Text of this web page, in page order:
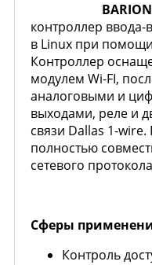
контроллер
в Linux при помощи
Контроллер
модулем Wi-FI,
аналоговыми и
выходами, реле и
связи Dallas 1-
полностью
сетевого
Сферы
Контроль